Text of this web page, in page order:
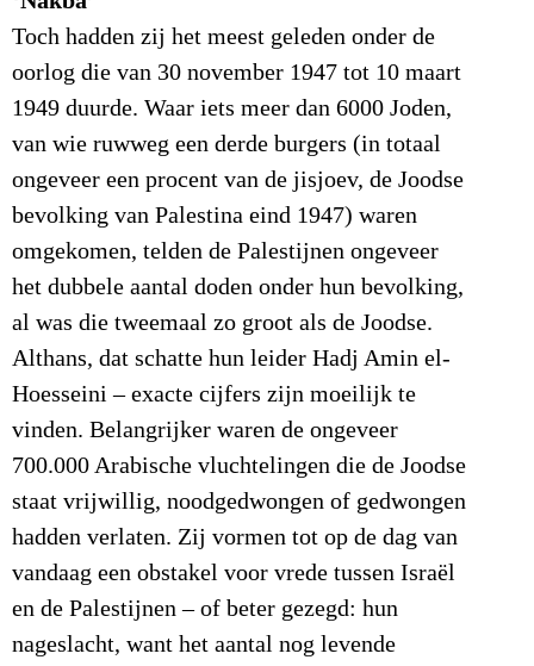
Toch hadden zij het meest geleden onder de
oorlog die van 30 november 1947 tot 10 maart
1949 duurde. Waar iets meer dan 6000 Joden,
van wie ruwweg een derde burgers (in totaal
ongeveer een procent van de jisjoev, de Joodse
bevolking van Palestina eind 1947) waren
omgekomen, telden de Palestijnen ongeveer
het dubbele aantal doden onder hun bevolking,
al was die tweemaal zo groot als de Joodse.
Althans, dat schatte hun leider Hadj Amin el-
Hoesseini – exacte cijfers zijn moeilijk te
vinden. Belangrijker waren de ongeveer
700.000 Arabische vluchtelingen die de Joodse
staat vrijwillig, noodgedwongen of gedwongen
hadden verlaten. Zij vormen tot op de dag van
vandaag een obstakel voor vrede tussen Israël
en de Palestijnen – of beter gezegd: hun
nageslacht, want het aantal nog levende